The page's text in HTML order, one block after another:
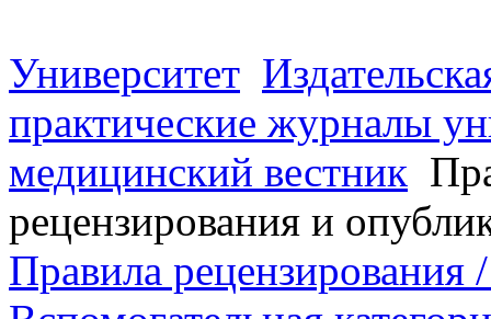
Университет
практические журналы
медицинский вестник
рецензирования и
Правила